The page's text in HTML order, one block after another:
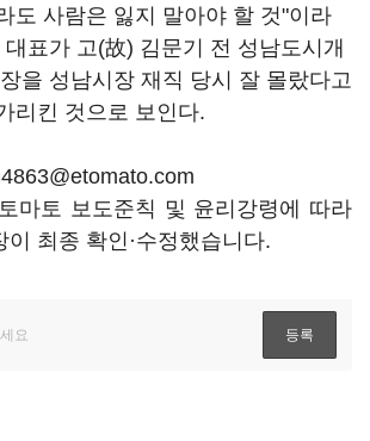
도 사람은 잃지 말아야 할 것"이라
표가 고(故) 김문기 전 성남도시개
을 성남시장 재직 당시 잘 몰랐다고
리킨 것으로 보인다.
마토 보도준칙 및 윤리강령에 따라
이 최종 확인·수정했습니다.